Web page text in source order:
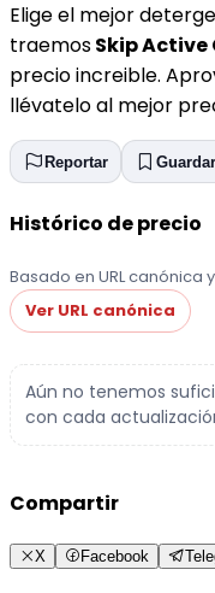
Elige el mejor
traemosSkip Active
precio increible.
llévatelo al mejor
Reportar Guardar
Histórico de precio
Basado en URL canónica
Ver URL canónica
Aún no tenemos
con cada
Compartir
X Facebook